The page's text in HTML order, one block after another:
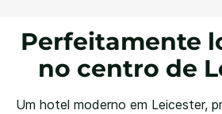
Perfeitamente
no centro de
Um hotel moderno em Leicester,